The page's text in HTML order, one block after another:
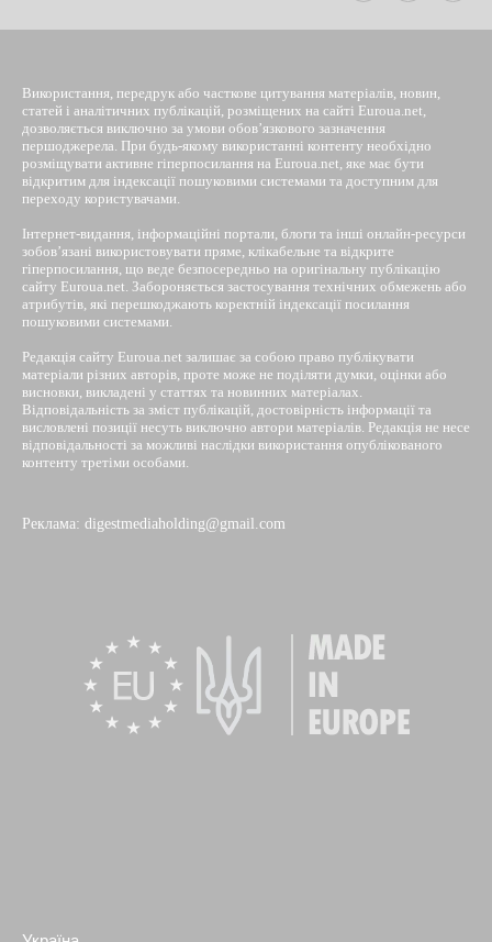
Використання, передрук або часткове цитування матеріалів, новин,
статей і аналітичних публікацій, розміщених на сайті Euroua.net,
дозволяється виключно за умови обов’язкового зазначення
першоджерела. При будь-якому використанні контенту необхідно
розміщувати активне гіперпосилання на Euroua.net, яке має бути
відкритим для індексації пошуковими системами та доступним для
переходу користувачами.
Інтернет-видання, інформаційні портали, блоги та інші онлайн-ресурси
зобов’язані використовувати пряме, клікабельне та відкрите
гіперпосилання, що веде безпосередньо на оригінальну публікацію
сайту Euroua.net. Забороняється застосування технічних обмежень або
атрибутів, які перешкоджають коректній індексації посилання
пошуковими системами.
Редакція сайту Euroua.net залишає за собою право публікувати
матеріали різних авторів, проте може не поділяти думки, оцінки або
висновки, викладені у статтях та новинних матеріалах.
Відповідальність за зміст публікацій, достовірність інформації та
висловлені позиції несуть виключно автори матеріалів. Редакція не несе
відповідальності за можливі наслідки використання опублікованого
контенту третіми особами.
Реклама: digestmediaholding@gmail.com